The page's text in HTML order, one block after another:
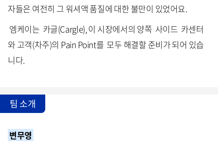
자들은 여전히 그 워셔액 품질에 대한 불만이 있었어요.
엠케이는 카글(Cargle), 이 시장에서의 양쪽 사이드 카센터
와 고객(차주)의 Pain Point를 모두 해결할 준비가 되어 있습
니다.
팀 소개
변무영